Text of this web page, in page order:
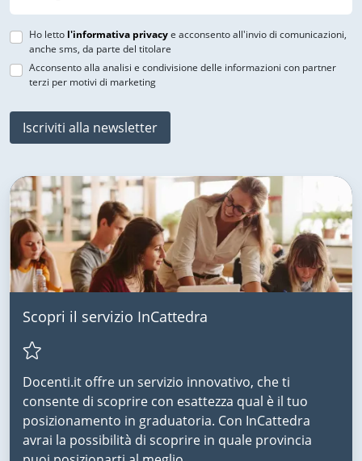
Ho letto l'informativa privacye acconsento all'invio di comunicazioni,
anche sms, da parte del titolare
Acconsento alla analisi e condivisione delle informazioni con partner
terzi per motivi di marketing
Iscriviti alla newsletter
Scopri il servizio InCattedra
Docenti.it offre un servizio innovativo, che ti
consente di scoprire con esattezza qual è il tuo
posizionamento in graduatoria. Con InCattedra
avrai la possibilità di scoprire in quale provincia